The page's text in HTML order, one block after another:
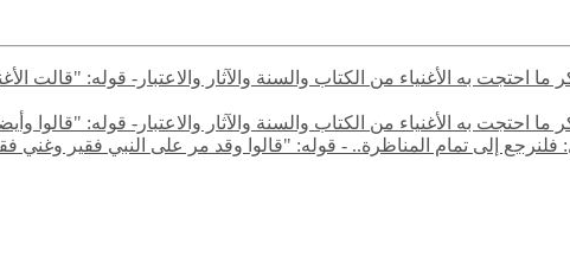
ما احتجت به الأغنياء من الكتاب والسنة والآثار والاعتبار- قوله: